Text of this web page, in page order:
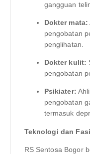
gangguan
Dokter mata:
pengobatan
penglihatan.
Dokter kulit:
pengobatan
Psikiater:
pengobatan
termasuk
Teknologi dan
RS Sentosa Bogor